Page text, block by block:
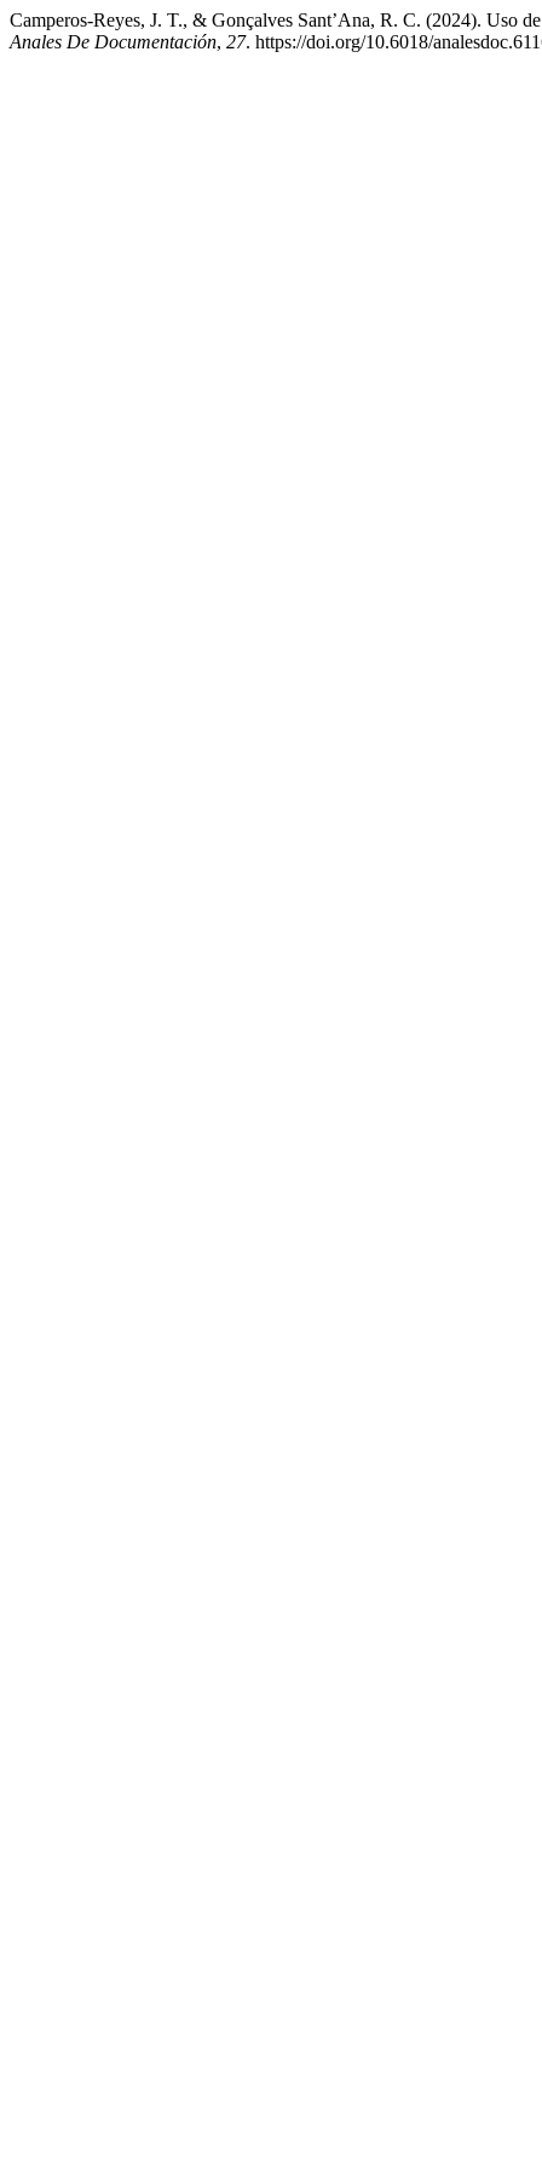
Camperos-Reyes, J. T., & Gonçalves Sant’Ana, R. C. (2024). Uso
Anales De Documentación, 27. https://doi.org/10.6018/